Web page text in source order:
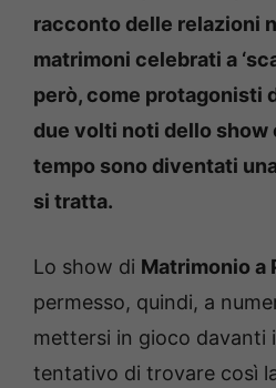
racconto delle relazioni
matrimoni celebrati a
però, come protagonisti
due volti noti dello show
tempo sono diventati
si tratta.
Lo show di Matrimonio a
permesso, quindi, a
mettersi in gioco davanti
tentativo di trovare così